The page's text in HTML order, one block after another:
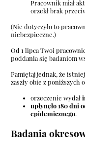
Pracownik miał
orzekł brak
(Nie dotyczyło to
niebezpieczne.)
Od 1 lipca Twoi
poddania się badaniom
Pamiętaj jednak, że
zaszły obie z poniższych
orzeczenie wydał
upłynęło 180 dni
epidemicznego.
Badania